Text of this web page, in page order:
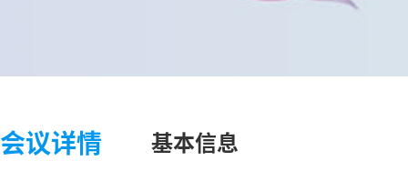
会议详情 基本信息